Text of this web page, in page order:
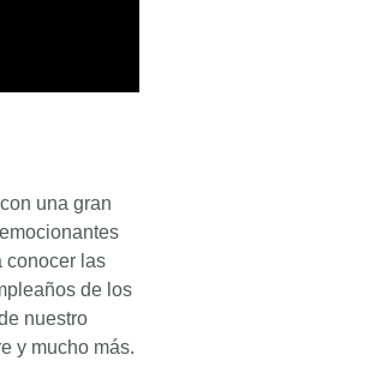
una gran
conocer las
de los
nuestro
y mucho más.